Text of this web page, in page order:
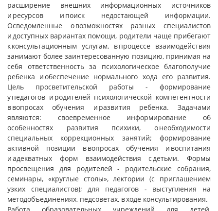
расширение внешних информационных источников
и ресурсов и поиск недостающей информации.
Осведомленные о возможностях разных специалистов
и доступных вариантах помощи, родители чаще прибегают
к консультационным услугам, в процессе взаимодействия
занимают более заинтересованную позицию, принимая на
себя ответственность за психологическое благополучие
ребенка и обеспечение нормального хода его развития.
Цель просветительской работы - формирование
у педагогов и родителей психологической компетентности
в вопросах обучения и развития ребенка. Задачами
являются: своевременное информирование об
особенностях развития психики, о необходимости
специальных коррекционных занятий; формирование
активной позиции в вопросах обучения и воспитания
и адекватных форм взаимодействия с детьми. Формы
просвещения для родителей - родительские собрания,
семинары, «круглые столы», лектории (с приглашением
узких специалистов); для педагогов - выступления на
методобъединениях, педсоветах, в ходе консультирования.